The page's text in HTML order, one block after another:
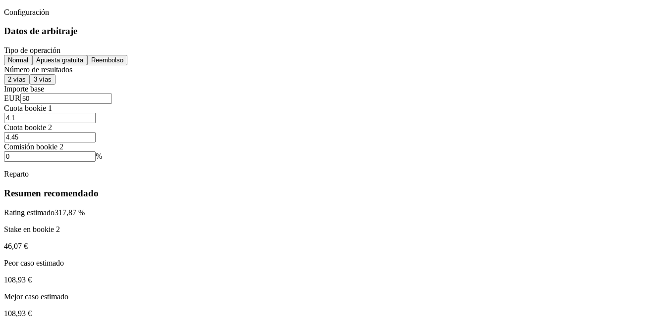
Configuración
Datos de arbitraje
Tipo de operación
Normal Apuesta gratuita Reembolso
Número de resultados
2 vías 3 vías
Importe base
EUR
Cuota bookie 1
Cuota bookie 2
Comisión bookie 2
%
Reparto
Resumen recomendado
Rating estimado317,87 %
Stake en bookie 2
46,07 €
Peor caso estimado
108,93 €
Mejor caso estimado
108,93 €